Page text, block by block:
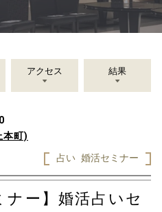
アクセス 結果
本町)
占い 婚活セミナー
ー】婚活占いセ